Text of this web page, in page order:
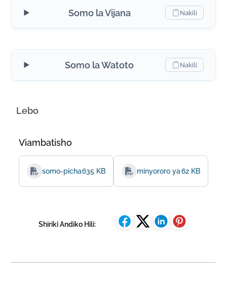
Somo la Vijana Nakili
Somo la Watoto Nakili
Lebo
Viambatisho
somo-picha-za-watoto-za-na-jinsi-ya-kwa-nini-kwa-
635 KB minyororo ya karatasi ya
62 KB
Shiriki Andiko Hili: